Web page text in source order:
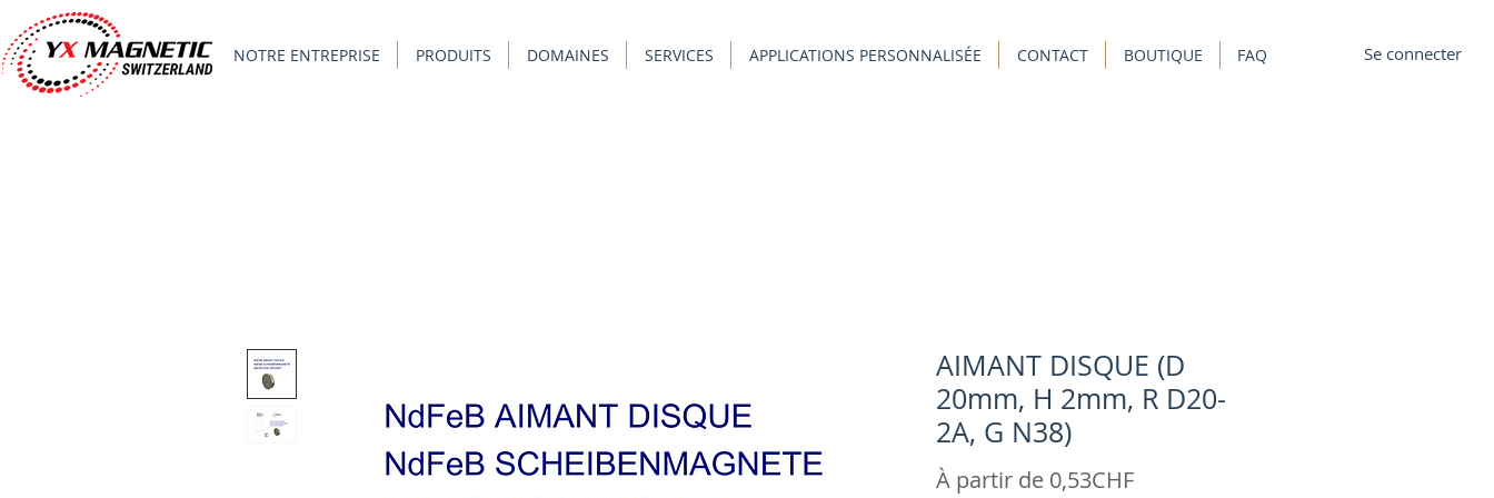
NOTRE ENTREPRISE PRODUITS DOMAINES SERVICES APPLICATIONS PERSONNALISÉE CONTACT BOUTIQUE FAQ Se connecter
AIMANT DISQUE (D
20mm, H 2mm, R D20-
2A, G N38)
À partir de 0,53CHFPrix